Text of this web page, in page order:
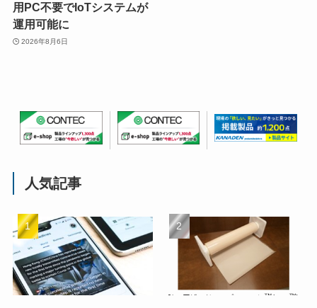
用PC不要でIoTシステムが
運用可能に
2026年8月6日
人気記事